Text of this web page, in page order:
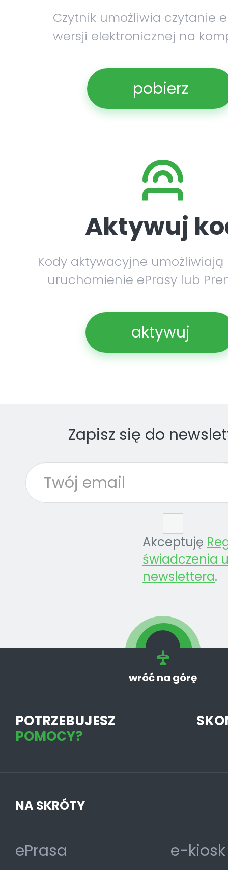
Czytnik umożliwia czytanie
wersji elektronicznej na
pobierz
Aktywuj
Kody aktywacyjne umożliwiają
uruchomienie ePrasy lub
aktywuj
Zapisz się do
Akceptuję
świadczenia
newslettera.
wróć na górę
POTRZEBUJESZ
POMOCY?
NA SKRÓTY
ePrasa
e-